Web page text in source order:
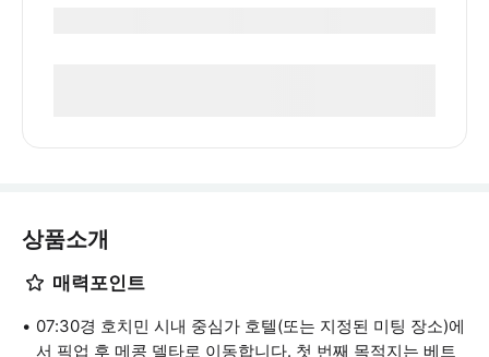
상품소개
매력포인트
07:30경 호치민 시내 중심가 호텔(또는 지정된 미팅 장소)에
서 픽업 후 메콩 델타로 이동합니다. 첫 번째 목적지는 베트